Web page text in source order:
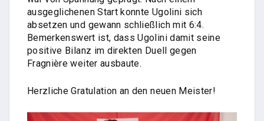
ausgeglichenen Start konnte Ugolini sich
absetzen und gewann schließlich mit 6:4.
Bemerkenswert ist, dass Ugolini damit seine
positive Bilanz im direkten Duell gegen
Fragnière weiter ausbaute.
Herzliche Gratulation an den neuen Meister!